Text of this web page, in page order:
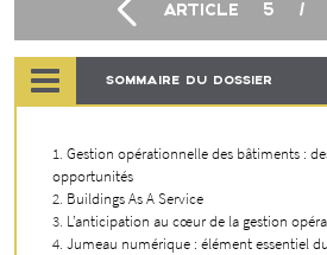
ARTICLE 5 /
SOMMAIRE DU DOSSIER
Gestion opérationnelle des bâtiments :
opportunités
Buildings As A Service
L’anticipation au cœur de la gestion
Jumeau numérique : élément essentiel